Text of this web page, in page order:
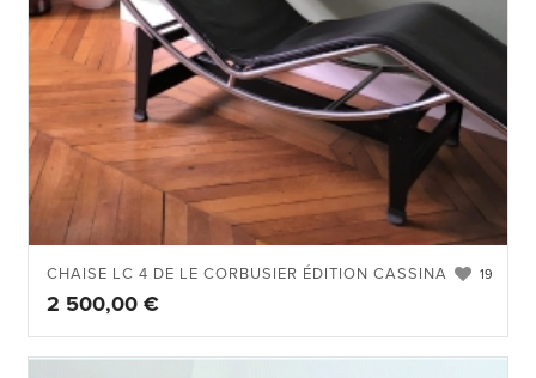
19
CHAISE LC 4 DE LE CORBUSIER ÉDITION CASSINA
2 500,00 €